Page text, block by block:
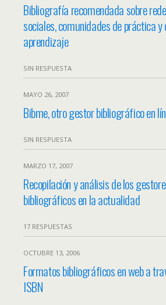
Bibliografía recomendada sobre
sociales, comunidades de práctica y
aprendizaje
SIN RESPUESTA
MAYO 26, 2007
Bibme, otro gestor bibliográfico en
SIN RESPUESTA
MARZO 17, 2007
Recopilación y análisis de los
bibliográficos en la actualidad
17 RESPUESTAS
OCTUBRE 13, 2006
Formatos bibliográficos en web a
ISBN